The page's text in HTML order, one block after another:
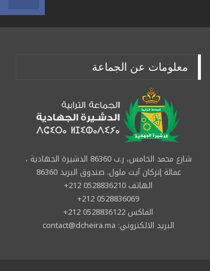
معلومات عن الجماعة
شارع محمد الخامس، ر.ب 86360 الدشيرة الجهادية ،
عمالة إنزكان آيت ملول. صندوق البريد 86360
الهاتف 0528836210 212+
0528836069 212+
الفاكس 0528836122 212+
البريد الالكتروني: contact@dcheira.ma